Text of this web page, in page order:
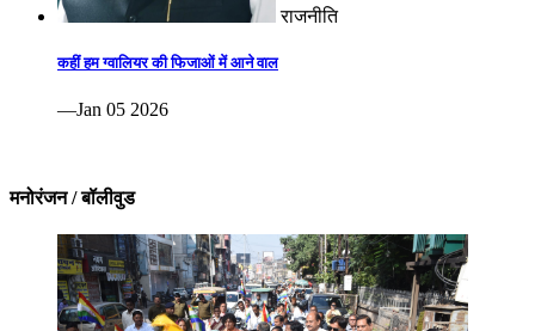
राजनीति
कहीं हम ग्वालियर की फिजाओं में आने वाल
—Jan 05 2026
मनोरंजन / बॉलीवुड